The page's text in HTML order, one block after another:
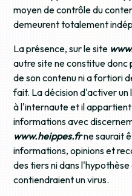
moyen de contrôle du
demeurent totalement
La présence, sur le site
autre site ne constitue donc
de son contenu ni a fortiori
fait. La décision d'activer
à l'internaute et il
informations avec
www.heippes.frne saurait
informations, opinions et
des tiers ni dans
contiendraient un virus.